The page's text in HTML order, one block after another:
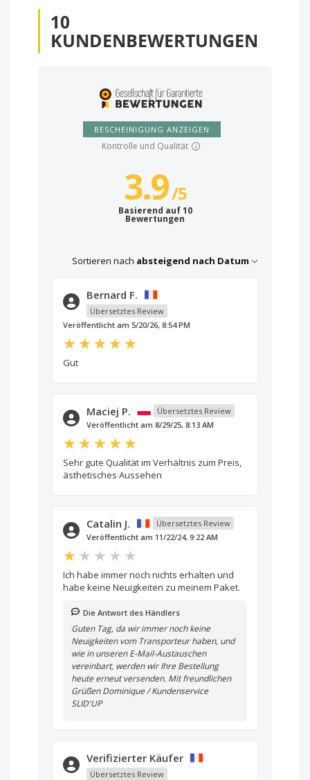
10
KUNDENBEWERTUNGEN
BESCHEINIGUNG ANZEIGEN
Kontrolle und Qualität
3.9/5
Basierend auf 10
Bewertungen
Sortieren nach absteigend nach Datum
Bernard F.
Übersetztes Review
Veröffentlicht am 5/20/26, 8:54 PM
Gut
Maciej P.
Übersetztes Review
Veröffentlicht am 8/29/25, 8:13 AM
Sehr gute Qualität im Verhältnis zum Preis,
ästhetisches Aussehen
Catalin J.
Übersetztes Review
Veröffentlicht am 11/22/24, 9:22 AM
Ich habe immer noch nichts erhalten und
habe keine Neuigkeiten zu meinem Paket.
Die Antwort des Händlers
Guten Tag, da wir immer noch keine
Neuigkeiten vom Transporteur haben, und
wie in unseren E-Mail-Austauschen
vereinbart, werden wir Ihre Bestellung
heute erneut versenden. Mit freundlichen
Grüßen Dominique / Kundenservice
SLID'UP
Verifizierter Käufer
Übersetztes Review